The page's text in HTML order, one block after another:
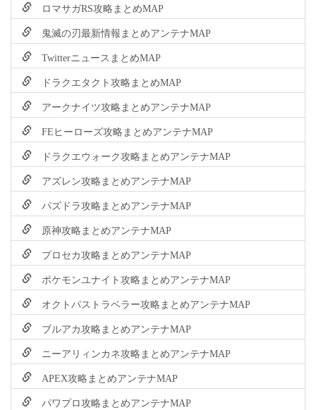
ロマサガRS攻略まとめMAP
鬼滅の刃最新情報まとめアンテナMAP
TwitterニュースまとめMAP
ドラクエタクト攻略まとめMAP
アークナイツ攻略まとめアンテナMAP
FEヒーローズ攻略まとめアンテナMAP
ドラクエウォーク攻略まとめアンテナMAP
アズレン攻略まとめアンテナMAP
パズドラ攻略まとめアンテナMAP
原神攻略まとめアンテナMAP
プロセカ攻略まとめアンテナMAP
ポケモンユナイト攻略まとめアンテナMAP
オクトパストラベラー攻略まとめアンテナMAP
ブルアカ攻略まとめアンテナMAP
ニーアリィンカネ攻略まとめアンテナMAP
APEX攻略まとめアンテナMAP
パワプロ攻略まとめアンテナMAP